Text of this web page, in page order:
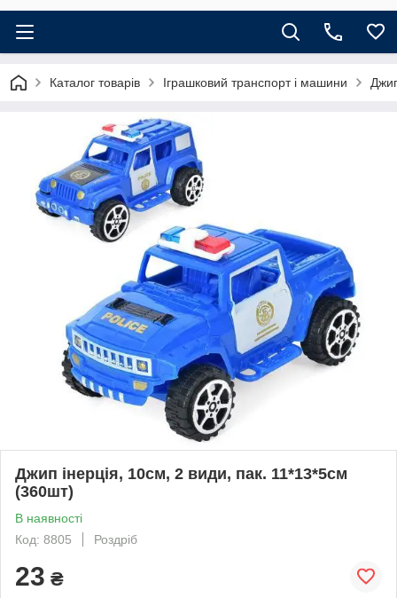
Каталог товарів Іграшковий транспорт і машини
Джип інерція, 10см, 2 види, пак. 11*13*5см
(360шт)
В наявності
Код: 8805
Роздріб
23 ₴